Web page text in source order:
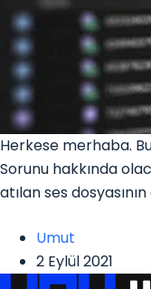
Herkese merhaba.
Sorunu hakkında
atılan ses
Umut
2 Eylül 2021